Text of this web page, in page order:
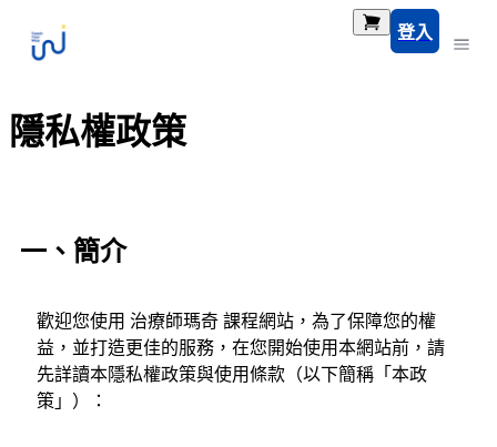
登入
隱私權政策
一、簡介
歡迎您使用 治療師瑪奇 課程網站，為了保障您的權
益，並打造更佳的服務，在您開始使用本網站前，請
先詳讀本隱私權政策與使用條款（以下簡稱「本政
策」）：